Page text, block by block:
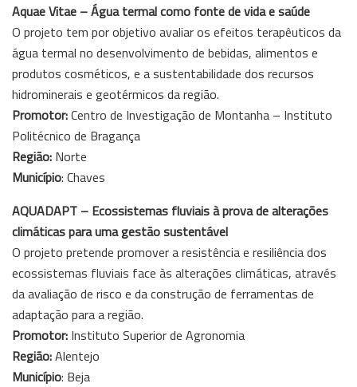
Aquae Vitae – Água termal como fonte de vida e saúde
O projeto tem por objetivo avaliar os efeitos terapêuticos da
água termal no desenvolvimento de bebidas, alimentos e
produtos cosméticos, e a sustentabilidade dos recursos
hidrominerais e geotérmicos da região.
Promotor:Centro de Investigação de Montanha – Instituto
Politécnico de Bragança
Região: Norte
Município: Chaves
AQUADAPT – Ecossistemas fluviais à prova de alterações
climáticas para uma gestão sustentável
O projeto pretende promover a resistência e resiliência dos
ecossistemas fluviais face às alterações climáticas, através
da avaliação de risco e da construção de ferramentas de
adaptação para a região.
Promotor: Instituto Superior de Agronomia
Região:Alentejo
Município: Beja